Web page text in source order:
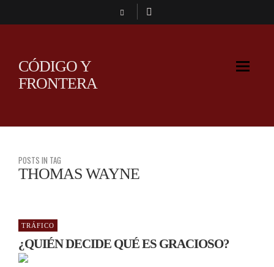
CÓDIGO Y
FRONTERA
POSTS IN TAG
THOMAS WAYNE
TRÁFICO
¿QUIÉN DECIDE QUÉ ES GRACIOSO?